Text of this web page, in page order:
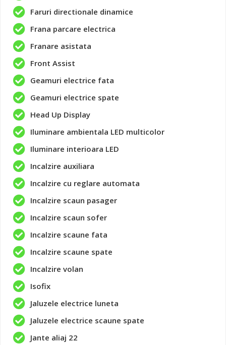
Faruri directionale dinamice
Frana parcare electrica
Franare asistata
Front Assist
Geamuri electrice fata
Geamuri electrice spate
Head Up Display
Iluminare ambientala LED multicolor
Iluminare interioara LED
Incalzire auxiliara
Incalzire cu reglare automata
Incalzire scaun pasager
Incalzire scaun sofer
Incalzire scaune fata
Incalzire scaune spate
Incalzire volan
Isofix
Jaluzele electrice luneta
Jaluzele electrice scaune spate
Jante aliaj 22